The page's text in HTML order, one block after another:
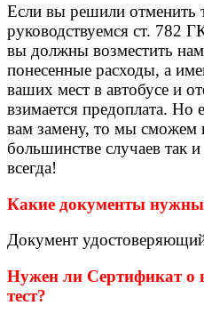
Если вы решили отменить
руководствуемся ст. 782
вы должны возместить
понесенные расходы, а
ваших мест в автобусе и
взимается предоплата. Но
вам замену, то мы сможем
большинстве случаев так
всегда!
Какие документы нужны
Документ
Нужен ли Сертификат
тест?